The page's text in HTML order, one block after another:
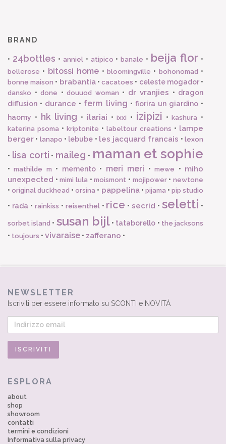
BRAND
• 24bottles • anniel• atipico •banale • beija flor •
bellerose • bitossi home • bloomingville • bohonomad •
bonne maison • brabantia•cacatoes • celeste mogador•
dansko • done • douuod woman • dr vranjies • dragon
diffusion • durance • ferm living • fiorira un giardino•
haomy • hk living • ilariai •ixxi • izipizi •kashura •
katerina psoma • kriptonite • labeltour creations • lampe
berger • lanapo • lebube • les jacquard francais •lexon
• lisa corti • maileg • maman et sophie
•mathilde m • memento• meri meri •mewe • miho
unexpected •mimi lula •moismont • mojipower•newtone
•original duckhead •orsina • pappelina• pijama • pip studio
• rada • rainkiss • reisenthel• rice •secrid •seletti •
sorbet island • susan bijl• tataborello • the jacksons
• toujours • vivaraise • zafferano •
NEWSLETTER
Iscriviti per essere informato su SCONTI e NOVITÀ
ESPLORA
about
shop
showroom
contatti
termini e condizioni
Informativa sulla privacy